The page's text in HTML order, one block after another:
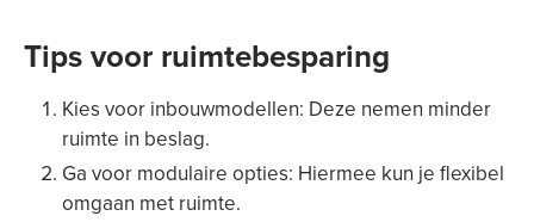
Tips voor ruimtebesparing
Kies voor inbouwmodellen: Deze nemen minder
ruimte in beslag.
Ga voor modulaire opties: Hiermee kun je flexibel
omgaan met ruimte.